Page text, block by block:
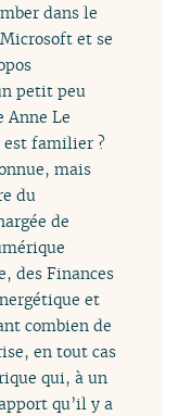
dans le
et se
petit peu
Anne Le
est familier ?
mais
du
de
des Finances
et
combien de
en tout cas
qui, à un
qu’il y a